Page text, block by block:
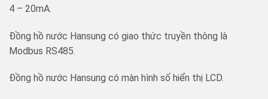
4 – 20mA.
Đồng hồ nước Hansung có giao thức truyền thông là
Modbus RS485.
Đồng hồ nước Hansung có màn hình số hiển thị LCD.